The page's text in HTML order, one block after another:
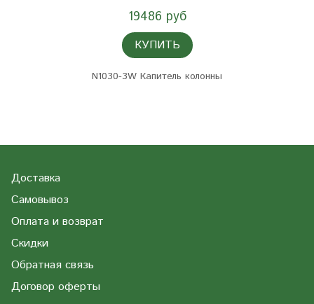
19486 руб
КУПИТЬ
N1030-3W Капитель колонны
Доставка
Самовывоз
Оплата и возврат
Скидки
Обратная связь
Договор оферты